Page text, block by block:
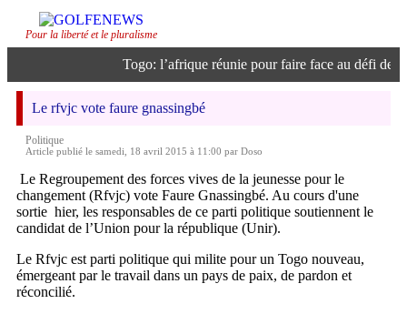
Pour la liberté et le pluralisme
Togo: l’afrique réunie pour faire face au défi de
Le rfvjc vote faure gnassingbé
Politique
Article publié le samedi, 18 avril 2015 à 11:00 par Doso
Le Regroupement des forces vives de la jeunesse pour le
changement (Rfvjc) vote Faure Gnassingbé. Au cours d'une
sortie hier, les responsables de ce parti politique soutiennent le
candidat de l’Union pour la république (Unir).
Le Rfvjc est parti politique qui milite pour un Togo nouveau,
émergeant par le travail dans un pays de paix, de pardon et
réconcilié.